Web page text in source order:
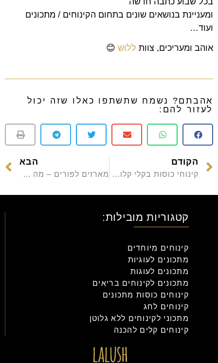
ומעניינת בנושאים שונים בתחום הקינוחים / מתכונים
ועוד…
אוהב ומעריכים, צוות ללוש 😊
אהבתם? נשמח שתשתפו כאלו שזה יכול
לעזור להם:
הקודם
קינוחי כוסות בקלי קלות – הכי קלים והכי מהירים
הבא
מארזים לפורים – מה כדאי לשים במארז קינוחים לפורים?
קטגוריות מובילות:
קינוחים מיוחדים
מתכונים לעוגיות
מתכונים לעוגות
מתכונים לקינוחים בריאים
קינוחים כוסות מתכונים
קינוחים לחג
מתכוני לקינוחים ללא גלוטן
קינוחים קלים להכנה